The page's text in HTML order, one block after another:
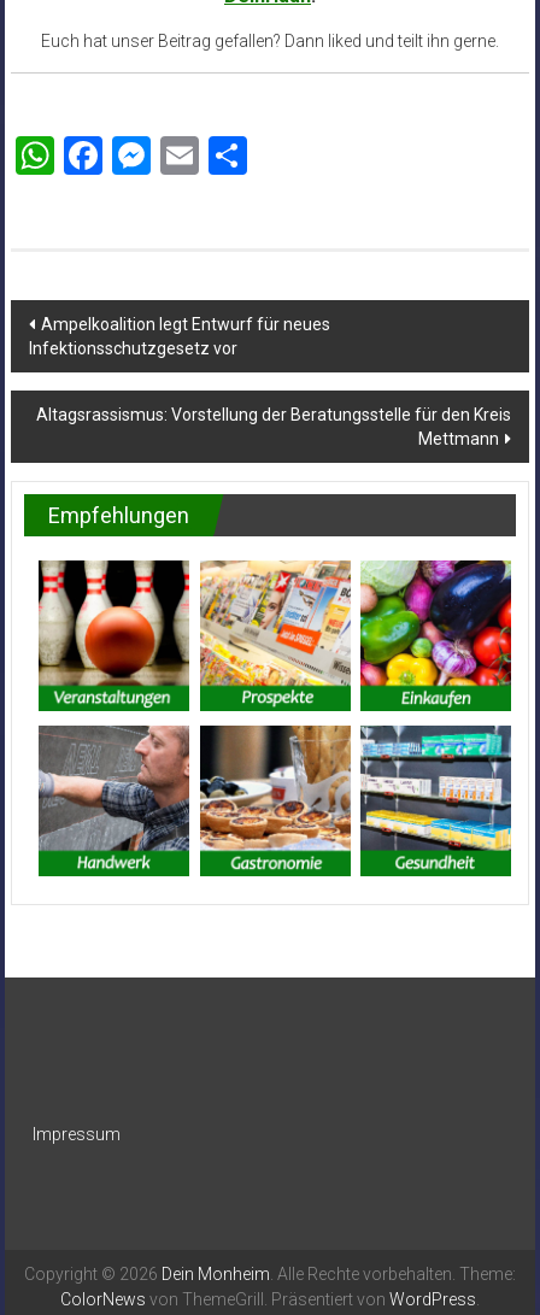
Euch hat unser Beitrag gefallen? Dann liked und teilt ihn gerne.
WhatsApp
Facebook
Messenger
EmailTeilen
Beitragsnavigation
Ampelkoalition legt Entwurf für neues
Infektionsschutzgesetz vor
Altagsrassismus: Vorstellung der Beratungsstelle für den Kreis
Mettmann
Empfehlungen
Impressum
Copyright © 2026 Dein Monheim . Alle Rechte vorbehalten. Theme:
ColorNews von ThemeGrill. Präsentiert von WordPress